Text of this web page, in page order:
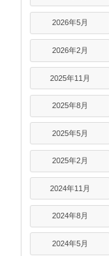
2026年5月
2026年2月
2025年11月
2025年8月
2025年5月
2025年2月
2024年11月
2024年8月
2024年5月